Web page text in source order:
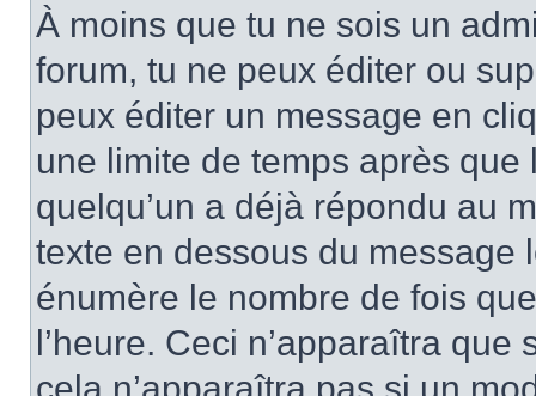
À moins que tu ne sois un
forum, tu ne peux éditer ou
peux éditer un message en
une limite de temps après
quelqu’un a déjà répondu au
texte en dessous du message
énumère le nombre de fois
l’heure. Ceci n’apparaîtra